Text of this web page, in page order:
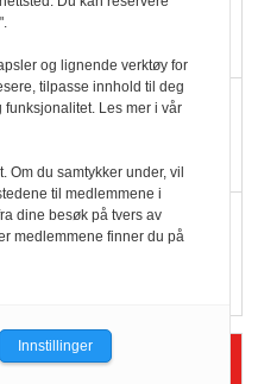
mat i butikken
1 milliard i
og lignende verktøy for
tilpasse innhold til deg
Les mer i vår
Om du samtykker under, vil
til medlemmene i
dine besøk på tvers av
medlemmene finner du på
Innstillinger